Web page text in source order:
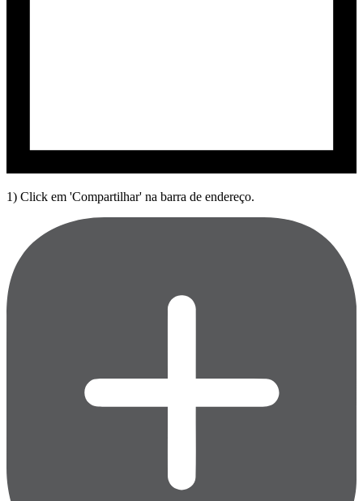
1) Click em 'Compartilhar' na barra de endereço.